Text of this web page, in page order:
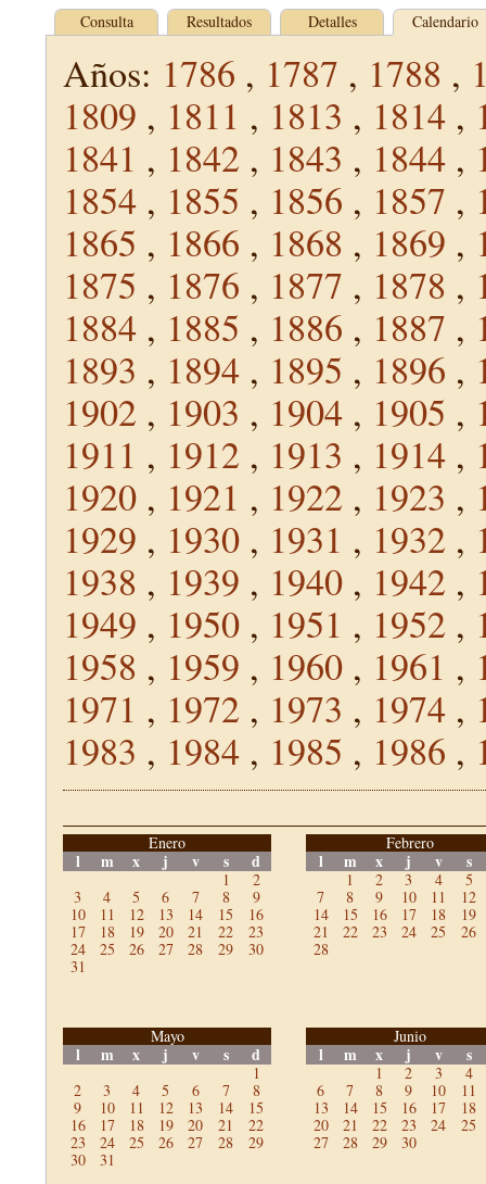
Consulta Resultados Detalles Calendario
Años: 1786 , 1787 , 1788 ,
1809 , 1811 , 1813 , 1814 ,
1841 , 1842 , 1843 , 1844 ,
1854 , 1855 , 1856 , 1857 ,
1865 , 1866 , 1868 , 1869 ,
1875 , 1876 , 1877 , 1878 ,
1884 , 1885 , 1886 , 1887 ,
1893 , 1894 , 1895 , 1896 ,
1902 , 1903 , 1904 , 1905 ,
1911 , 1912 , 1913 , 1914 ,
1920 , 1921 , 1922 , 1923 ,
1929 , 1930 , 1931 , 1932 ,
1938 , 1939 , 1940 , 1942 ,
1949 , 1950 , 1951 , 1952 ,
1958 , 1959 , 1960 , 1961 ,
1971 , 1972 , 1973 , 1974 ,
1983 , 1984 , 1985 , 1986 ,
Enero
l m x j v s d
1
2
3
4 5 6 7 8
9
10
11 12 13 14 15
16
17
18 19 20 21 22
23
24
25 26 27 28 29
30
31
Febrero
l m x j v s
1 2 3 4
5
7
8 9 10 11
12
14
15 16 17 18
19
21
22 23 24 25
26
28
Mayo
l m x j v s d
1
2
3 4 5 6 7
8
9
10 11 12 13 14
15
16
17 18 19 20 21
22
23
24 25 26 27 28
29
30
31
Junio
l m x j v s
1 2 3
4
6
7 8 9 10
11
13
14 15 16 17
18
20
21 22 23 24
25
27
28 29 30